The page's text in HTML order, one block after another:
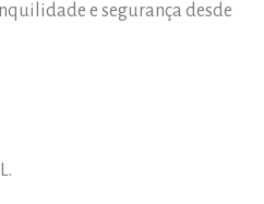
e segurança desde